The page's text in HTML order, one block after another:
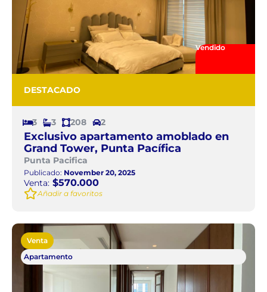
Vendido
DESTACADO
3 3 208 2
Exclusivo apartamento amoblado en
Grand Tower, Punta Pacífica
Punta Pacifica
Publicado: November 20, 2025
Venta: $570.000
Añadir a favoritos
Venta
Apartamento